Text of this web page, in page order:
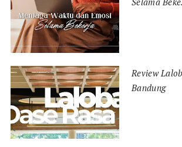
Review
Bandung